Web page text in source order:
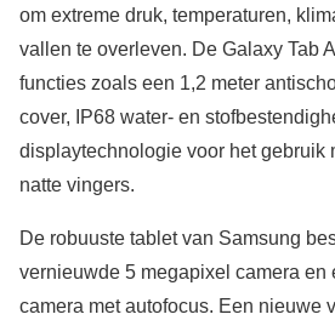
om extreme druk, temperaturen,
vallen te overleven. De Galaxy Tab
functies zoals een 1,2 meter
cover, IP68 water- en
displaytechnologie voor het gebruik
natte vingers.
De robuuste tablet van Samsung
vernieuwde 5 megapixel camera en
camera met autofocus. Een nieuwe